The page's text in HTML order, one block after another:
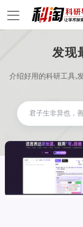
发现
介绍好用的科研工具,